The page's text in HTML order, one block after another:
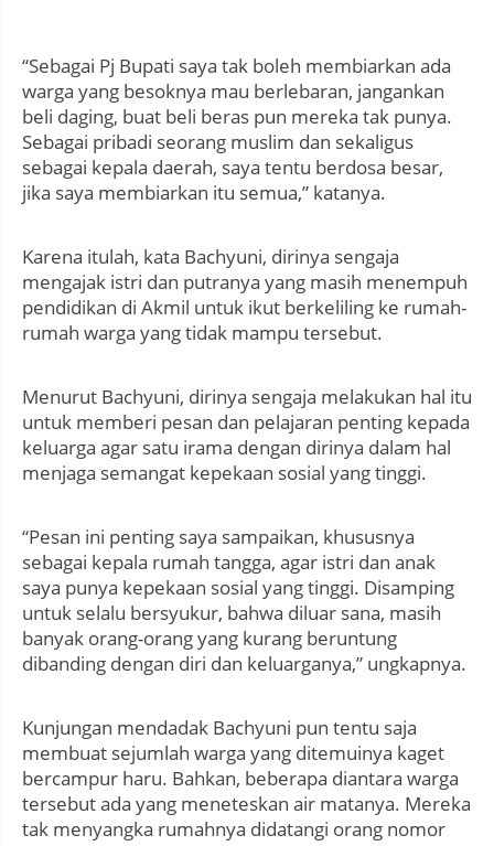
“Sebagai Pj Bupati saya tak boleh membiarkan ada
warga yang besoknya mau berlebaran, jangankan
beli daging, buat beli beras pun mereka tak punya.
Sebagai pribadi seorang muslim dan sekaligus
sebagai kepala daerah, saya tentu berdosa besar,
jika saya membiarkan itu semua,” katanya.
Karena itulah, kata Bachyuni, dirinya sengaja
mengajak istri dan putranya yang masih menempuh
pendidikan di Akmil untuk ikut berkeliling ke rumah-
rumah warga yang tidak mampu tersebut.
Menurut Bachyuni, dirinya sengaja melakukan hal itu
untuk memberi pesan dan pelajaran penting kepada
keluarga agar satu irama dengan dirinya dalam hal
menjaga semangat kepekaan sosial yang tinggi.
“Pesan ini penting saya sampaikan, khususnya
sebagai kepala rumah tangga, agar istri dan anak
saya punya kepekaan sosial yang tinggi. Disamping
untuk selalu bersyukur, bahwa diluar sana, masih
banyak orang-orang yang kurang beruntung
dibanding dengan diri dan keluarganya,” ungkapnya.
Kunjungan mendadak Bachyuni pun tentu saja
membuat sejumlah warga yang ditemuinya kaget
bercampur haru. Bahkan, beberapa diantara warga
tersebut ada yang meneteskan air matanya. Mereka
tak menyangka rumahnya didatangi orang nomor